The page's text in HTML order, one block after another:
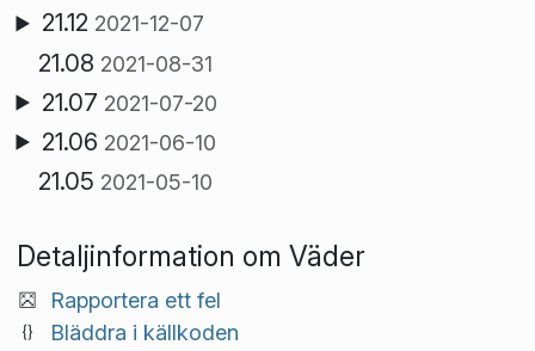
21.12 2021-12-07
21.08 2021-08-31
21.07 2021-07-20
21.06 2021-06-10
21.05 2021-05-10
Detaljinformation om Väder
Rapportera ett fel
Bläddra i källkoden